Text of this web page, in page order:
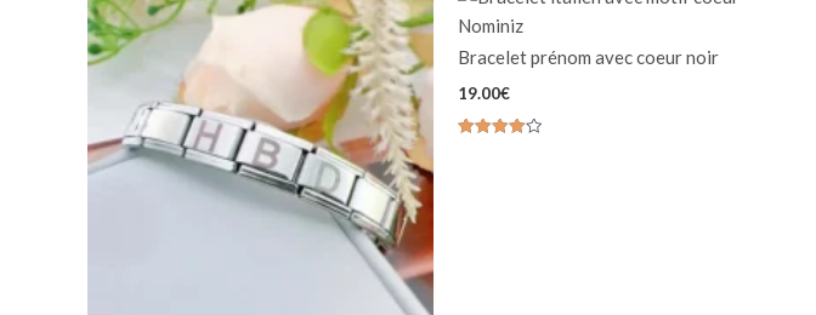
Bracelet prénom avec coeur noir
19.00€